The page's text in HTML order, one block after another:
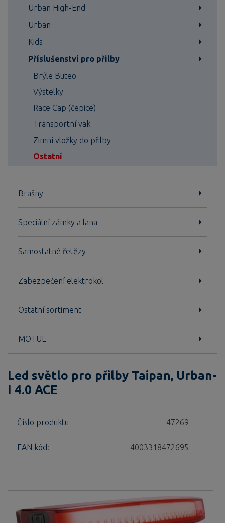
Urban High-End
Urban
Kids
Příslušenství pro přilby
Brýle Buteo
Výstelky
Race Cap (čepice)
Transportní vak
Zimní vložky do přilby
Ostatní
Brašny
Speciální zámky a lana
Samostatné řetězy
Zabezpečení elektrokol
Ostatní sortiment
MOTUL
Led světlo pro přilby Taipan, Urban-
I 4.0 ACE
Číslo produktu 47269
EAN kód: 4003318472695